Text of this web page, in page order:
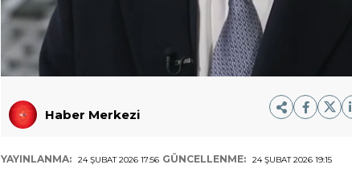
Haber Merkezi
YAYINLANMA: 24 ŞUBAT 2026 17:56 GÜNCELLENME: 24 ŞUBAT 2026 19:15